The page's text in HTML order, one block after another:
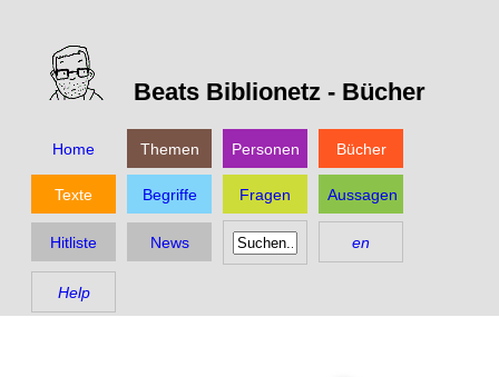
Beats Biblionetz - Bücher
Home Themen Personen Bücher
Texte Begriffe Fragen Aussagen
Hitliste News en
Help